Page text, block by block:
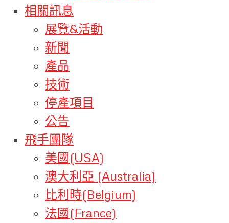
相關訊息
展覽&活動
新聞
產品
技術
停產項目
公告
飛手團隊
美國(USA)
澳大利亞 (Australia)
比利時(Belgium)
法國(France)